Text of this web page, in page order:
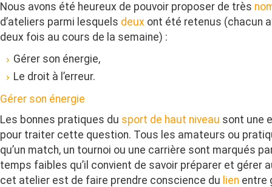
Nous avons été heureux de pouvoir proposer de très
d’ateliers parmi lesquels deux ont été retenus (chacun
deux fois au cours de la semaine) :
Gérer son énergie,
Le droit à l’erreur.
Gérer son énergie
Les bonnes pratiques du sport de haut niveau sont une
pour traiter cette question. Tous les amateurs ou
qu’un match, un tournoi ou une carrière sont marqués
temps faibles qu’il convient de savoir préparer et gérer
cet atelier est de faire prendre conscience du lien entre